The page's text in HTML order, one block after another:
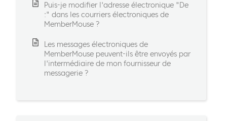
Puis-je modifier l'adresse électronique "De
:" dans les courriers électroniques de
MemberMouse ?
Les messages électroniques de
MemberMouse peuvent-ils être envoyés par
l'intermédiaire de mon fournisseur de
messagerie ?